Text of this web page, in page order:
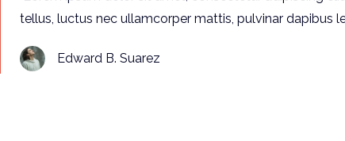
tellus, luctus nec ullamcorper mattis, pulvinar dapibus
Edward B. Suarez